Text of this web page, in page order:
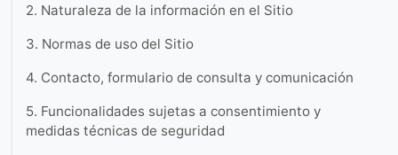
2. Naturaleza de la información en el Sitio
3. Normas de uso del Sitio
4. Contacto, formulario de consulta y comunicación
5. Funcionalidades sujetas a consentimiento y
medidas técnicas de seguridad